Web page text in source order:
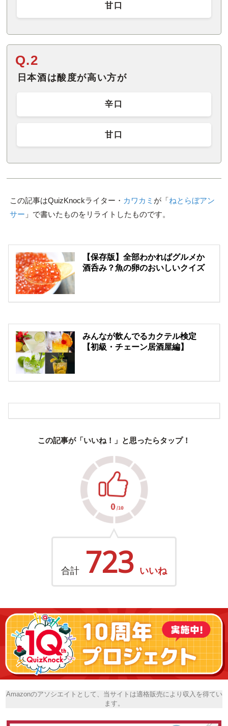
甘口
Q.2
日本酒は酸度が高い方が
辛口
甘口
この記事はQuizKnockライター・ カワカミ が「ねとらぼアン
サー 」で書いたものをリライトしたものです。
【保存版】全部わかればグルメか
酒呑み？魚の卵のおいしいクイズ
みんなが飲んでるカクテル検定
【初級・チェーン居酒屋編】
この記事が「いいね！」と思ったらタップ！
合計 723 いいね
Amazonのアソシエイトとして、当サイトは適格販売により収入を得てい
ます。